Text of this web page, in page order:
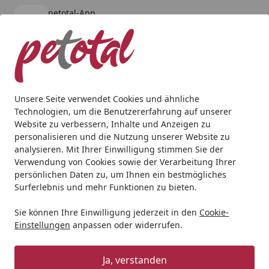
Unsere Seite verwendet Cookies und ähnliche
Technologien, um die Benutzererfahrung auf unserer
Website zu verbessern, Inhalte und Anzeigen zu
personalisieren und die Nutzung unserer Website zu
analysieren. Mit Ihrer Einwilligung stimmen Sie der
Verwendung von Cookies sowie der Verarbeitung Ihrer
persönlichen Daten zu, um Ihnen ein bestmögliches
Surferlebnis und mehr Funktionen zu bieten.
Sie können Ihre Einwilligung jederzeit in den Cookie-
Einstellungen anpassen oder widerrufen.
Ja, verstanden
petotal-App
kostenlos - Im App Store
Alle Produkte
Mein Konto
Suchen
Startseite
Katze Katzennassfutter animonda animonda Vom
animonda Vom Feinsten Mildes
Menü 100g Schale Katzennassfutter
Pute Forelle